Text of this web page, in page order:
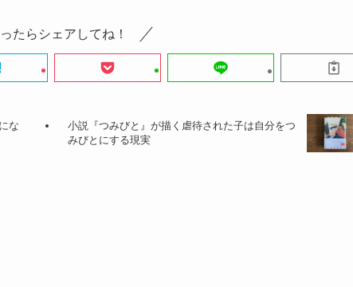
たらシェアしてね！
な
小説『つみびと』が描く虐待された子は自分をつ
みびとにする現実